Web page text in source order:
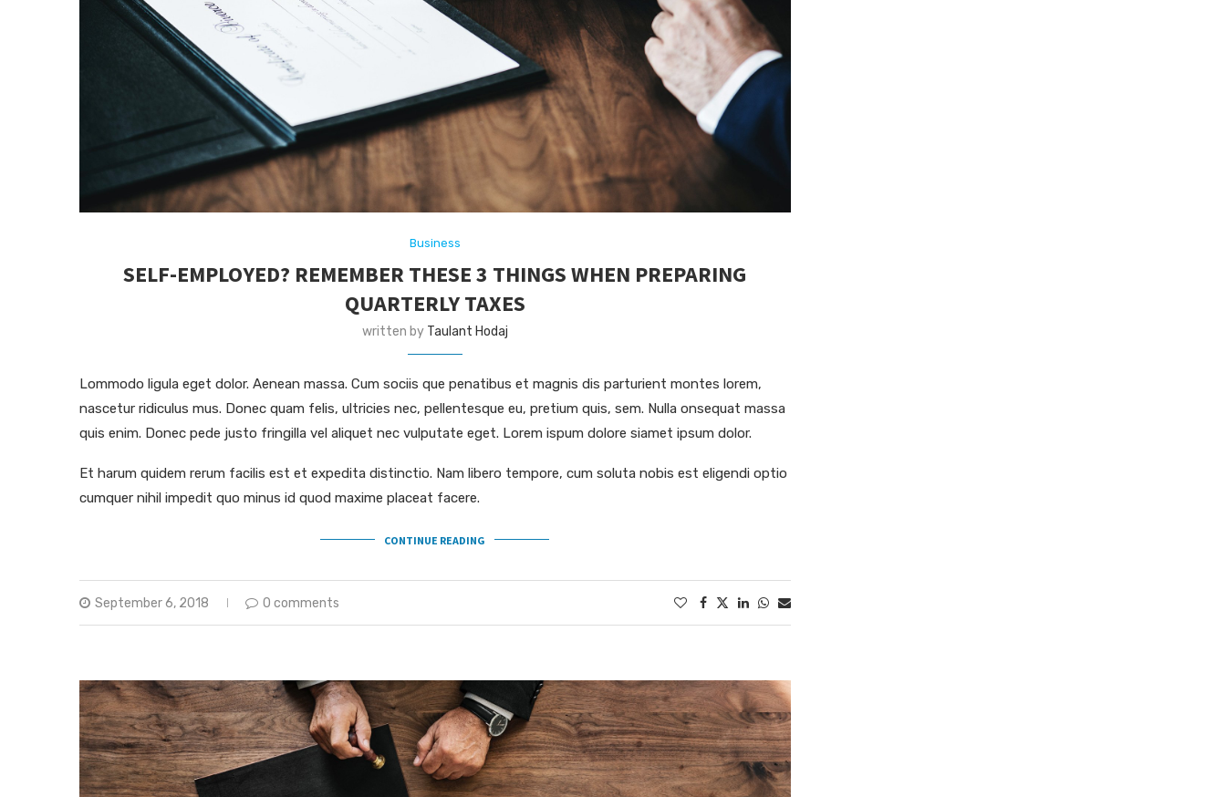
Business
SELF-EMPLOYED? REMEMBER THESE 3 THINGS WHEN PREPARING
QUARTERLY TAXES
written by Taulant Hodaj
Lommodo ligula eget dolor. Aenean massa. Cum sociis que penatibus et magnis dis parturient montes lorem,
nascetur ridiculus mus. Donec quam felis, ultricies nec, pellentesque eu, pretium quis, sem. Nulla onsequat massa
quis enim. Donec pede justo fringilla vel aliquet nec vulputate eget. Lorem ispum dolore siamet ipsum dolor.
Et harum quidem rerum facilis est et expedita distinctio. Nam libero tempore, cum soluta nobis est eligendi optio
cumquer nihil impedit quo minus id quod maxime placeat facere.
CONTINUE READING
September 6, 2018 0 comments